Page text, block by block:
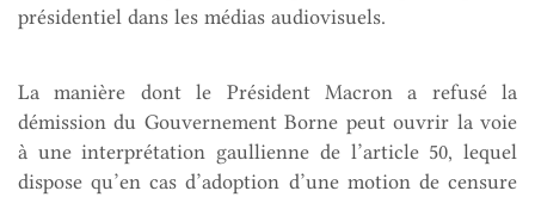
présidentiel dans les médias audiovisuels.
La manière dont le Président Macron a refusé la
démission du Gouvernement Borne peut ouvrir la voie
à une interprétation gaullienne de l’article 50, lequel
dispose qu’en cas d’adoption d’une motion de censure